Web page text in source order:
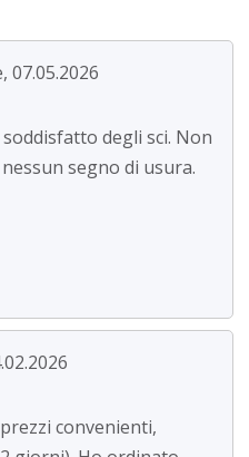
07.05.2026
degli sci. Non
segno di usura.
convenienti,